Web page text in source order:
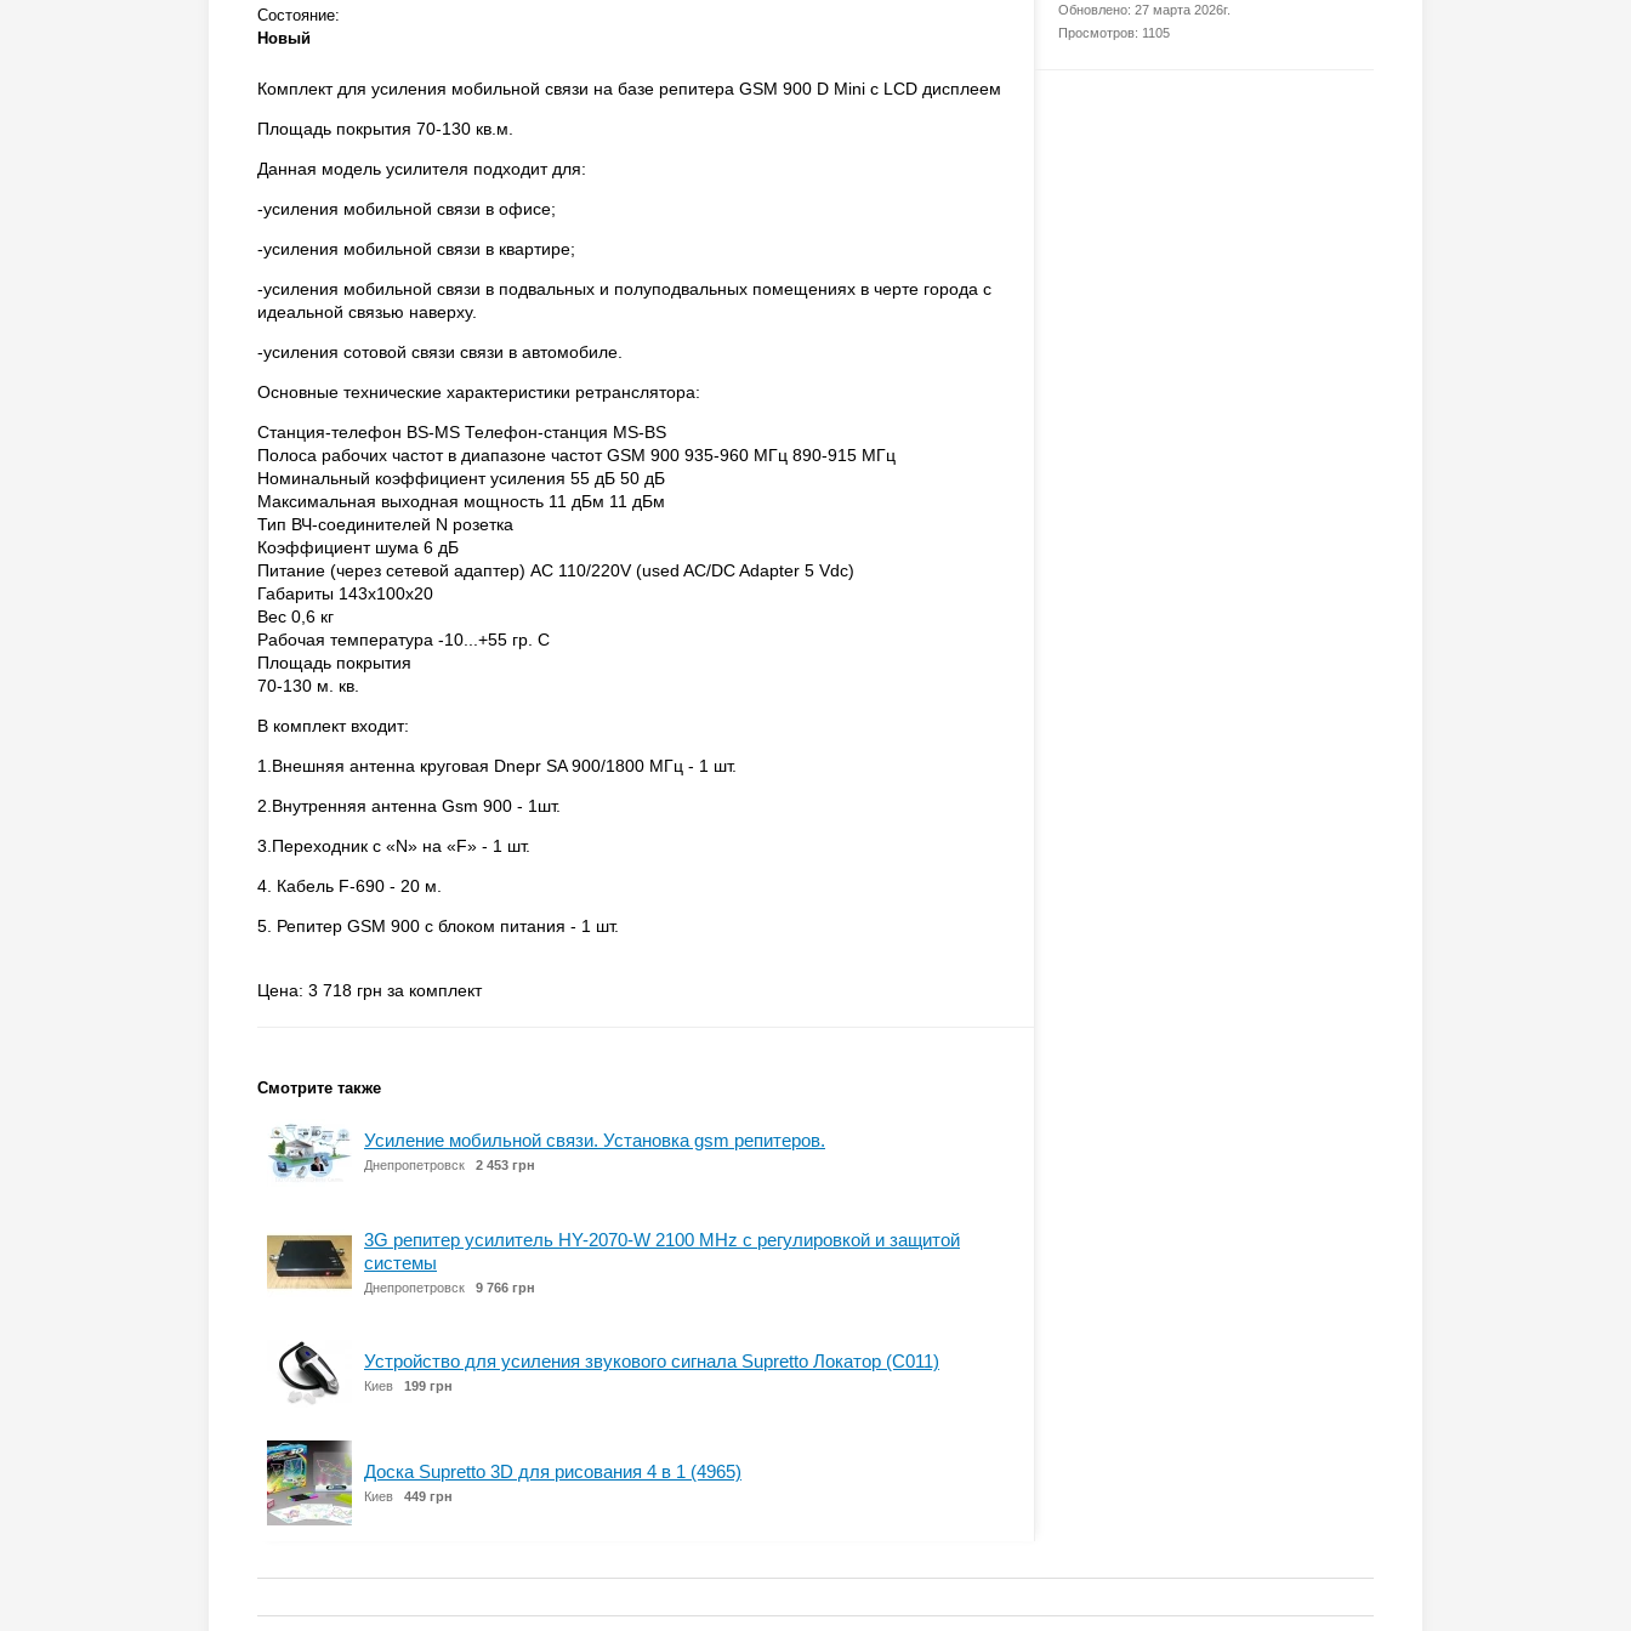
Состояние:
Новый
Комплект для усиления мобильной связи на базе репитера GSM 900 D Mini c LCD дисплеем
Площадь покрытия 70-130 кв.м.
Данная модель усилителя подходит для:
-усиления мобильной связи в офисе;
-усиления мобильной связи в квартире;
-усиления мобильной связи в подвальных и полуподвальных помещениях в черте города с
идеальной связью наверху.
-усиления сотовой связи связи в автомобиле.
Основные технические характеристики ретранслятора:
Станция-телефон BS-MS Телефон-станция MS-BS
Полоса рабочих частот в диапазоне частот GSM 900 935-960 МГц 890-915 МГц
Номинальный коэффициент усиления 55 дБ 50 дБ
Максимальная выходная мощность 11 дБм 11 дБм
Тип ВЧ-соединителей N розетка
Коэффициент шума 6 дБ
Питание (через сетевой адаптер) AC 110/220V (used AC/DC Adapter 5 Vdc)
Габариты 143х100х20
Вес 0,6 кг
Рабочая температура -10...+55 гр. С
Площадь покрытия
70-130 м. кв.
В комплект входит:
1.Внешняя антенна круговая Dnepr SA 900/1800 МГц - 1 шт.
2.Внутренняя антенна Gsm 900 - 1шт.
3.Переходник с «N» на «F» - 1 шт.
4. Кабель F-690 - 20 м.
5. Репитер GSM 900 с блоком питания - 1 шт.
Цена: 3 718 грн за комплект
Смотрите также
Усиление мобильной связи. Установка gsm репитеров.
Днепропетровск 2 453 грн
3G репитер усилитель HY-2070-W 2100 MHz с регулировкой и защитой
системы
Днепропетровск 9 766 грн
Устройство для усиления звукового сигнала Supretto Локатор (C011)
Киев 199 грн
Доска Supretto 3D для рисования 4 в 1 (4965)
Киев 449 грн
Обновлено: 27 марта 2026г.
Просмотров: 1105